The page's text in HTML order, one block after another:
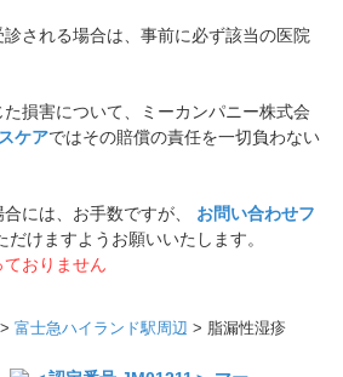
される場合は、事前に必ず該当の医院
損害について、ミーカンパニー株式会
ケアではその賠償の責任を一切負わない
には、お手数ですが、 お問い合わせフ
だけますようお願いいたします。
おりません
> 富士急ハイランド駅周辺 > 脂漏性湿疹